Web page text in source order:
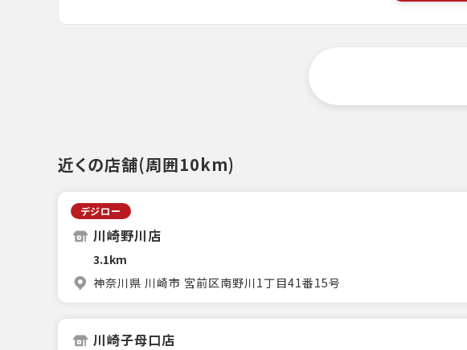
近くの店舗(周囲10km)
デジロー
川崎野川店
3.1km
神奈川県 川崎市 宮前区南野川1丁目41番15号
川崎子母口店